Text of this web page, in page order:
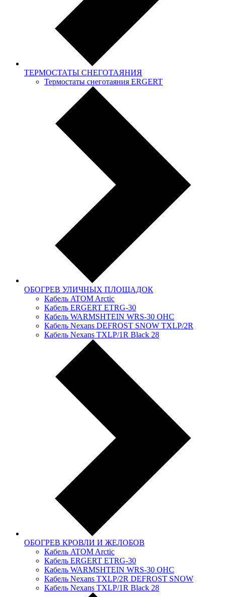
ТЕРМОСТАТЫ СНЕГОТАЯНИЯ
Термостаты снеготаяния ERGERT
ОБОГРЕВ УЛИЧНЫХ ПЛОЩАДОК
Кабель ATOM Arctic
Кабель ERGERT ETRG-30
Кабель WARMSHTEIN WRS-30 OHC
Кабель Nexans DЕFRОSТ SNOW TXLР/2R
Кабель Nexans TXLP/1R Black 28
ОБОГРЕВ КРОВЛИ И ЖЕЛОБОВ
Кабель ATOM Arctic
Кабель ERGERT ETRG-30
Кабель WARMSHTEIN WRS-30 OHC
Кабель Nexans TXLP/2R DEFROST SNOW
Кабель Nexans TXLP/1R Black 28